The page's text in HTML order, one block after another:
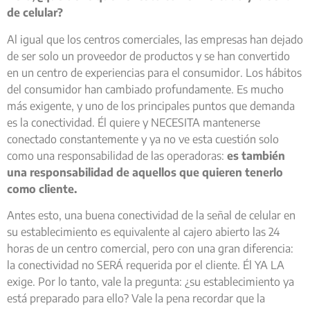
de celular?
Al igual que los centros comerciales, las empresas han dejado
de ser solo un proveedor de productos y se han convertido
en un centro de experiencias para el consumidor. Los hábitos
del consumidor han cambiado profundamente. Es mucho
más exigente, y uno de los principales puntos que demanda
es la conectividad. Él quiere y NECESITA mantenerse
conectado constantemente y ya no ve esta cuestión solo
como una responsabilidad de las operadoras: es también
una responsabilidad de aquellos que quieren tenerlo
como cliente.
Antes esto, una buena conectividad de la señal de celular en
su establecimiento es equivalente al cajero abierto las 24
horas de un centro comercial, pero con una gran diferencia:
la conectividad no SERÁ requerida por el cliente. Él YA LA
exige. Por lo tanto, vale la pregunta: ¿su establecimiento ya
está preparado para ello? Vale la pena recordar que la